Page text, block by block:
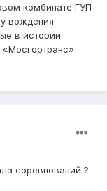
комбинате ГУП
вождения
в истории
соревнований ?